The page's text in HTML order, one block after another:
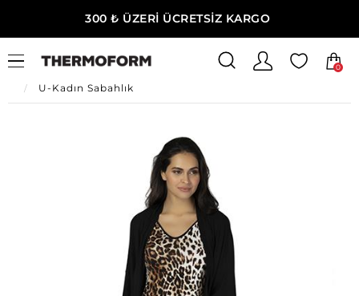
300 ₺ ÜZERİ ÜCRETSİZ KARGO
0
Ana Sayfa
U-Kadın Ev Giyim
U-Kadın Sabahlık